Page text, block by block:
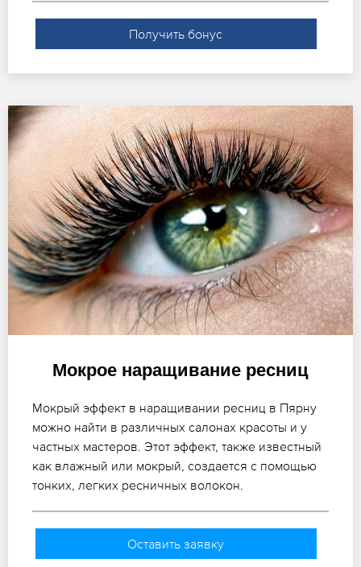
Получить бонус
Мокрое наращивание ресниц
Мокрый эффект в наращивании ресниц в Пярну
можно найти в различных салонах красоты и у
частных мастеров. Этот эффект, также известный
как влажный или мокрый, создается с помощью
тонких, легких ресничных волокон.
Оставить заявку